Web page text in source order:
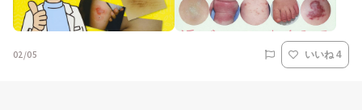
02/05 いいね 4